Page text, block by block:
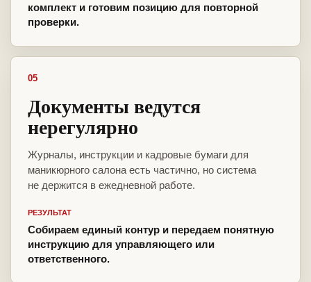
комплект и готовим позицию для повторной
проверки.
05
Документы ведутся
нерегулярно
Журналы, инструкции и кадровые бумаги для
маникюрного салона есть частично, но система
не держится в ежедневной работе.
РЕЗУЛЬТАТ
Собираем единый контур и передаем понятную
инструкцию для управляющего или
ответственного.